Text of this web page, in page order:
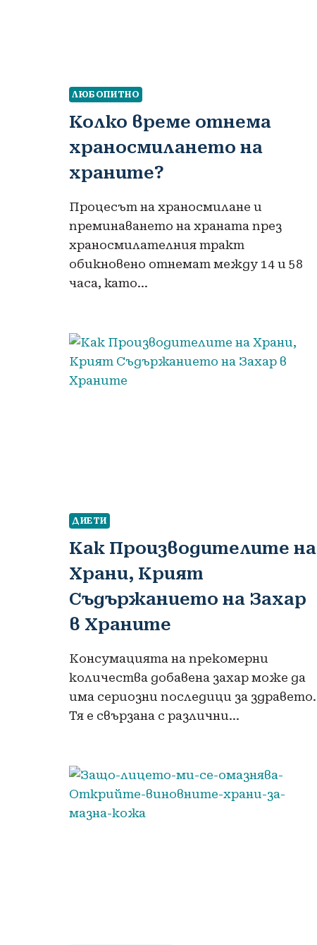
ЛЮБОПИТНО
Колко време отнема
храносмилането на
храните?
Процесът на храносмилане и
преминаването на храната през
храносмилателния тракт
обикновено отнемат между 14 и 58
часа, като…
ДИЕТИ
Как Производителите на
Храни, Крият
Съдържанието на Захар
в Храните
Консумацията на прекомерни
количества добавена захар може да
има сериозни последици за здравето.
Тя е свързана с различни…